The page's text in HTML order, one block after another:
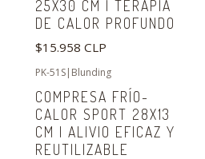
25X30 CM | TERAPIA
DE CALOR PROFUNDO
$15.958 CLP
PK-51S| Blunding
COMPRESA FRÍO-
CALOR SPORT 28X13
CM | ALIVIO EFICAZ Y
REUTILIZABLE